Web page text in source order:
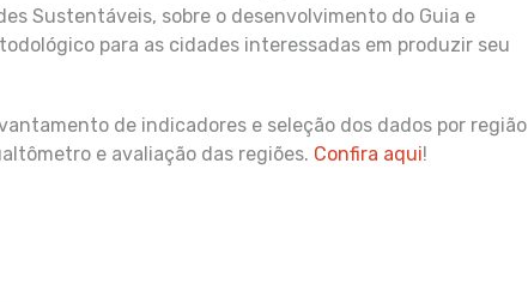
Sustentáveis, sobre o desenvolvimento do Guia e
para as cidades interessadas em produzir seu
de indicadores e seleção dos dados por região
e avaliação das regiões. Confira aqui!